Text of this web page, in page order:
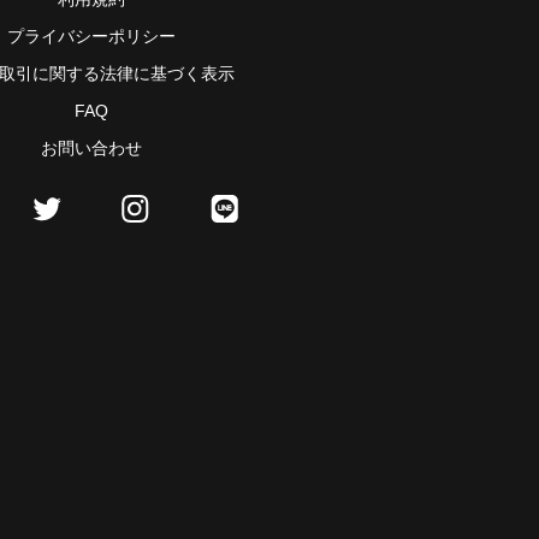
プライバシーポリシー
引に関する法律に基づく表示
FAQ
お問い合わせ